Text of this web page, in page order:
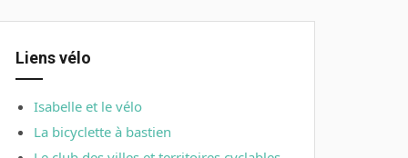
Liens vélo
Isabelle et le vélo
La bicyclette à bastien